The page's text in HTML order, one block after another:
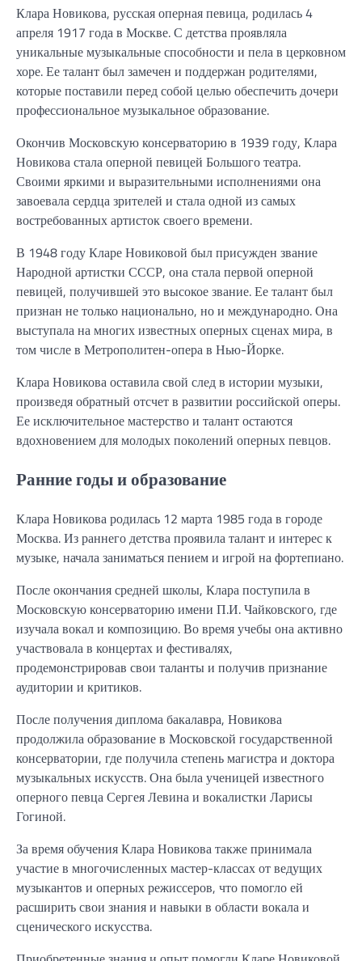
Клара Новикова, русская оперная певица, родилась 4
апреля 1917 года в Москве. С детства проявляла
уникальные музыкальные способности и пела в церковном
хоре. Ее талант был замечен и поддержан родителями,
которые поставили перед собой целью обеспечить дочери
профессиональное музыкальное образование.
Окончив Московскую консерваторию в 1939 году, Клара
Новикова стала оперной певицей Большого театра.
Своими яркими и выразительными исполнениями она
завоевала сердца зрителей и стала одной из самых
востребованных артисток своего времени.
В 1948 году Кларе Новиковой был присужден звание
Народной артистки СССР, она стала первой оперной
певицей, получившей это высокое звание. Ее талант был
признан не только национально, но и международно. Она
выступала на многих известных оперных сценах мира, в
том числе в Метрополитен-опера в Нью-Йорке.
Клара Новикова оставила свой след в истории музыки,
произведя обратный отсчет в развитии российской оперы.
Ее исключительное мастерство и талант остаются
вдохновением для молодых поколений оперных певцов.
Ранние годы и образование
Клара Новикова родилась 12 марта 1985 года в городе
Москва. Из раннего детства проявила талант и интерес к
музыке, начала заниматься пением и игрой на фортепиано.
После окончания средней школы, Клара поступила в
Московскую консерваторию имени П.И. Чайковского, где
изучала вокал и композицию. Во время учебы она активно
участвовала в концертах и фестивалях,
продемонстрировав свои таланты и получив признание
аудитории и критиков.
После получения диплома бакалавра, Новикова
продолжила образование в Московской государственной
консерватории, где получила степень магистра и доктора
музыкальных искусств. Она была ученицей известного
оперного певца Сергея Левина и вокалистки Ларисы
Гогиной.
За время обучения Клара Новикова также принимала
участие в многочисленных мастер-классах от ведущих
музыкантов и оперных режиссеров, что помогло ей
расширить свои знания и навыки в области вокала и
сценического искусства.